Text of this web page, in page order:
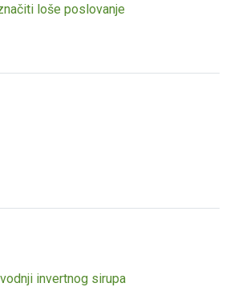
loše poslovanje
invertnog sirupa